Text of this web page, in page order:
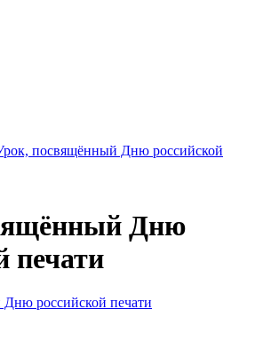
посвящённый Дню российской
Дню
печати